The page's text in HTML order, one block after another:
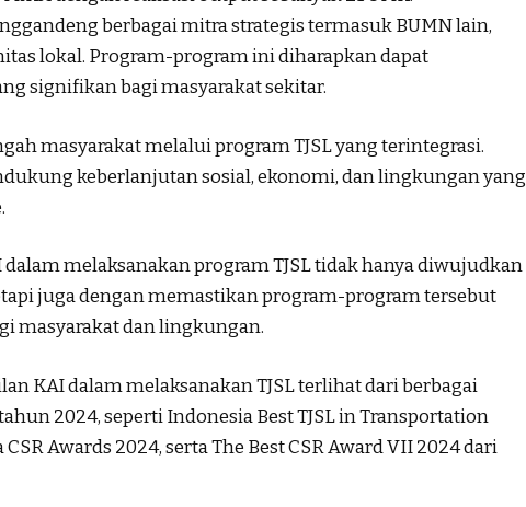
berbagai mitra strategis termasuk BUMN lain,
lokal. Program-program ini diharapkan dapat
signifikan bagi masyarakat sekitar.
masyarakat melalui program TJSL yang terintegrasi.
keberlanjutan sosial, ekonomi, dan lingkungan yang
melaksanakan program TJSL tidak hanya diwujudkan
juga dengan memastikan program-program tersebut
masyarakat dan lingkungan.
KAI dalam melaksanakan TJSL terlihat dari berbagai
2024, seperti Indonesia Best TJSL in Transportation
Awards 2024, serta The Best CSR Award VII 2024 dari